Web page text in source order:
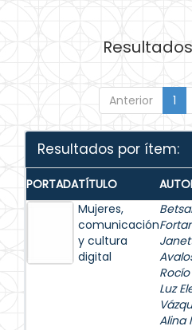
Resultados
Anterior 1
Resultados por ítem:
PORTADATÍTULO
Mujeres,
comunicación
y cultura
digital
Luz
Alina